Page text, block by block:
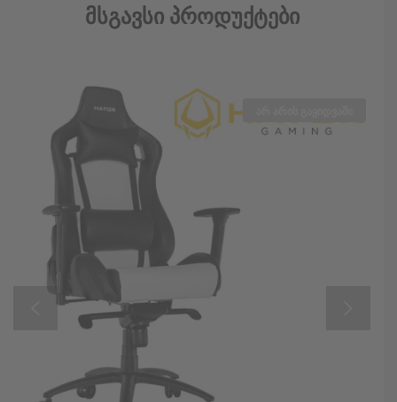
მწარმოებელი: Redragon
სენსორი: ოპტიკური, 400/1600/3200 dpi
კაბელის სიგრძე: 1.8მ
ღილაკების რაოდენობა: 5 + scroll
წონის რეგულირება: არის
Facebook კომენტარები
Მსგავსი Პროდუქტები